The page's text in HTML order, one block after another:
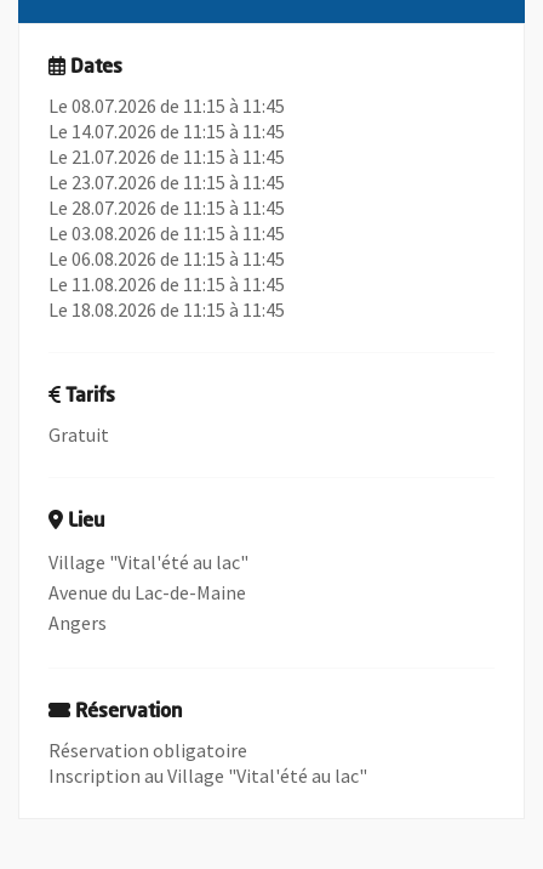
Dates
Le 08.07.2026 de 11:15 à 11:45
Le 14.07.2026 de 11:15 à 11:45
Le 21.07.2026 de 11:15 à 11:45
Le 23.07.2026 de 11:15 à 11:45
Le 28.07.2026 de 11:15 à 11:45
Le 03.08.2026 de 11:15 à 11:45
Le 06.08.2026 de 11:15 à 11:45
Le 11.08.2026 de 11:15 à 11:45
Le 18.08.2026 de 11:15 à 11:45
Tarifs
Gratuit
Lieu
Village "Vital'été au lac"
Avenue du Lac-de-Maine
Angers
Réservation
Réservation obligatoire
Inscription au Village "Vital'été au lac"